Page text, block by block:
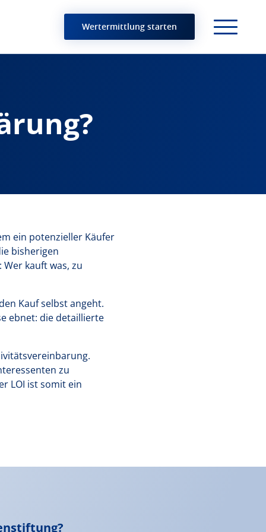
Wertermittlung starten
ein potenzieller Käufer
bisherigen
kauft was, zu
Kauf selbst angeht.
ebnet: die detaillierte
zu
LOI ist somit ein